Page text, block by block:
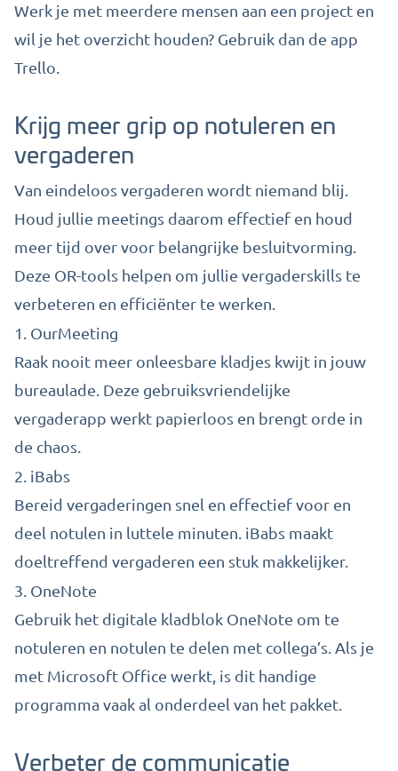
Werk je met meerdere mensen aan een project en
wil je het overzicht houden? Gebruik dan de app
Trello.
Krijg meer grip op notuleren en
vergaderen
Van eindeloos vergaderen wordt niemand blij.
Houd jullie meetings daarom effectief en houd
meer tijd over voor belangrijke besluitvorming.
Deze OR-tools helpen om jullie vergaderskills te
verbeteren en efficiënter te werken.
1. OurMeeting
Raak nooit meer onleesbare kladjes kwijt in jouw
bureaulade. Deze gebruiksvriendelijke
vergaderapp werkt papierloos en brengt orde in
de chaos.
2. iBabs
Bereid vergaderingen snel en effectief voor en
deel notulen in luttele minuten. iBabs maakt
doeltreffend vergaderen een stuk makkelijker.
3. OneNote
Gebruik het digitale kladblok OneNote om te
notuleren en notulen te delen met collega’s. Als je
met Microsoft Office werkt, is dit handige
programma vaak al onderdeel van het pakket.
Verbeter de communicatie